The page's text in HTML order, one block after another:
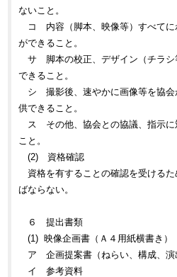
ないこと。
コ 内容（脚本、映像等）すべてに
ができること。
サ 脚本の校正、デザイン（チラシ
できること。
シ 撮影後、速やかに画像等を協会
供できること。
ス その他、協会との協議、指示に
こと。
(2) 資格確認
資格を有することの確認を受ける
ばならない。
６ 提出書類
(1) 映像企画書（Ａ４用紙横書き）
ア 企画提案書（ねらい、構成、演
イ 参考資料